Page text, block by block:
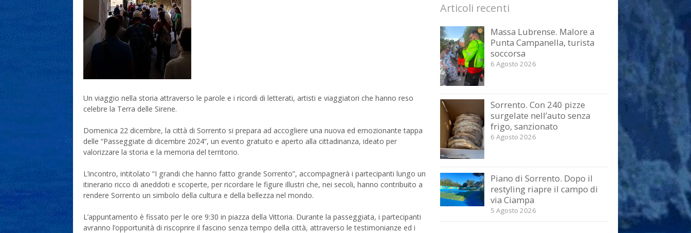
Un viaggio nella storia attraverso le parole e i ricordi di letterati, artisti e viaggiatori che hanno reso
celebre la Terra delle Sirene.
Domenica 22 dicembre, la città di Sorrento si prepara ad accogliere una nuova ed emozionante tappa
delle “Passeggiate di dicembre 2024”, un evento gratuito e aperto alla cittadinanza, ideato per
valorizzare la storia e la memoria del territorio.
L’incontro, intitolato “I grandi che hanno fatto grande Sorrento”, accompagnerà i partecipanti lungo un
itinerario ricco di aneddoti e scoperte, per ricordare le figure illustri che, nei secoli, hanno contribuito a
rendere Sorrento un simbolo della cultura e della bellezza nel mondo.
L’appuntamento è fissato per le ore 9:30 in piazza della Vittoria. Durante la passeggiata, i partecipanti
avranno l’opportunità di riscoprire il fascino senza tempo della città, attraverso le testimonianze ed i
Articoli recenti
Massa Lubrense. Malore a
Punta Campanella, turista
soccorsa
6 Agosto 2026
Sorrento. Con 240 pizze
surgelate nell’auto senza
frigo, sanzionato
6 Agosto 2026
Piano di Sorrento. Dopo il
restyling riapre il campo di
via Ciampa
5 Agosto 2026